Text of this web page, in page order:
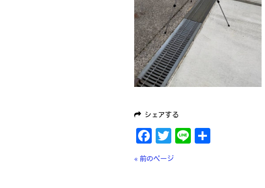
シェアする
Facebook
Twitter
Line共
« 前のページ